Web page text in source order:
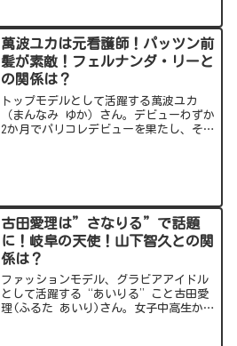
萬波ユカは元看護師！パッツン前
髪が素敵！フェルナンダ・リーと
の関係は？
トップモデルとして活躍する萬波ユカ
（まんなみ ゆか）さん。デビューわずか
2か月でパリコレデビューを果たし、その
古田愛理は”さなりる”で話題
に！岐阜の天使！山下智久との関
係は？
ファッションモデル、グラビアアイドル
として活躍する“あいりる”こと古田愛
理(ふるた あいり)さん。女子中高生から